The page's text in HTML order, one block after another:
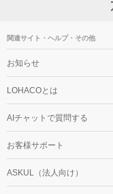
関連サイト・ヘルプ・その他
お知らせ
LOHACOとは
AIチャットで質問する
お客様サポート
ASKUL（法人向け）